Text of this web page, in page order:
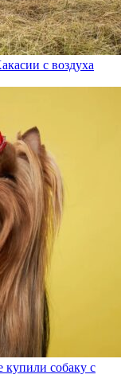
с воздуха
купили собаку с